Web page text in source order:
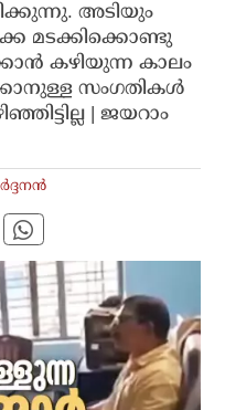
അടിയും
മടക്കിക്കൊണ്ടു
കഴിയുന്ന കാലം
സംഗതികൾ
| ജയറാം